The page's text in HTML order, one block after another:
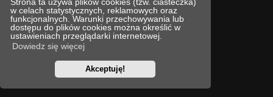
w celach statystycznych, reklamowych oraz
funkcjonalnych. Warunki przechowywania lub
dostępu do plików cookies można określić w
ustawieniach przeglądarki internetowej.
Dowiedz się więcej
Akceptuję!